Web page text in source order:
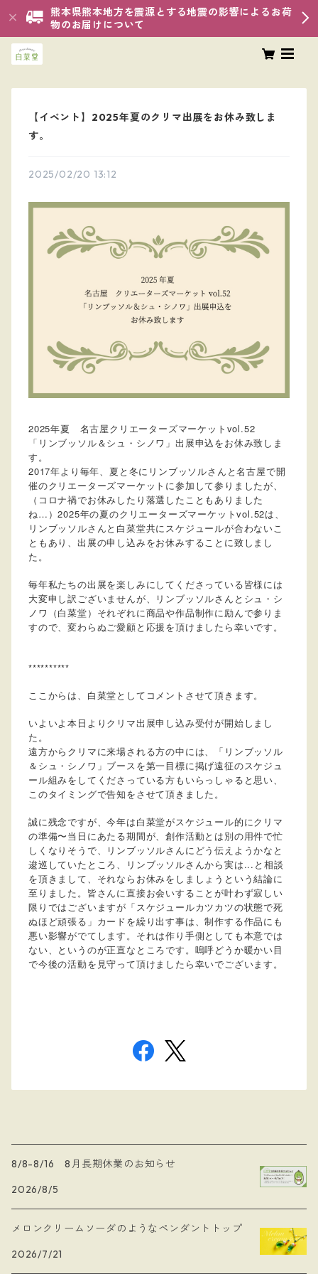
熊本県熊本地方を震源とする地震の影響によるお荷
物のお届けについて
【イベント】2025年夏のクリマ出展をお休み致しま
す。
2025/02/20 13:12
2025年夏 名古屋クリエーターズマーケットvol.52
「リンブッソル＆シュ・シノワ」出展申込をお休み致しま
す。
2017年より毎年、夏と冬にリンブッソルさんと名古屋で開
催のクリエーターズマーケットに参加して参りましたが、
（コロナ禍でお休みしたり落選したこともありました
ね…）2025年の夏のクリエーターズマーケットvol.52は、
リンブッソルさんと白菜堂共にスケジュールが合わないこ
ともあり、出展の申し込みをお休みすることに致しまし
た。
毎年私たちの出展を楽しみにしてくださっている皆様には
大変申し訳ございませんが、リンブッソルさんとシュ・シ
ノワ（白菜堂）それぞれに商品や作品制作に励んで参りま
すので、変わらぬご愛顧と応援を頂けましたら幸いです。
**********
ここからは、白菜堂としてコメントさせて頂きます。
いよいよ本日よりクリマ出展申し込み受付が開始しまし
た。
遠方からクリマに来場される方の中には、「リンブッソル
＆シュ・シノワ」ブースを第一目標に掲げ遠征のスケジュ
ール組みをしてくださっている方もいらっしゃると思い、
このタイミングで告知をさせて頂きました。
誠に残念ですが、今年は白菜堂がスケジュール的にクリマ
の準備〜当日にあたる期間が、創作活動とは別の用件で忙
しくなりそうで、リンブッソルさんにどう伝えようかなと
逡巡していたところ、リンブッソルさんから実は...と相談
を頂きまして、それならお休みをしましょうという結論に
至りました。皆さんに直接お会いすることが叶わず寂しい
限りではございますが「スケジュールカツカツの状態で死
ぬほど頑張る」カードを繰り出す事は、制作する作品にも
悪い影響がでてします。それは作り手側としても本意では
ない、というのが正直なところです。嗚呼どうか暖かい目
で今後の活動を見守って頂けましたら幸いでございます。
8/8-8/16 8月長期休業のお知らせ
2026/8/5
メロンクリームソーダのようなペンダントトップ
2026/7/21